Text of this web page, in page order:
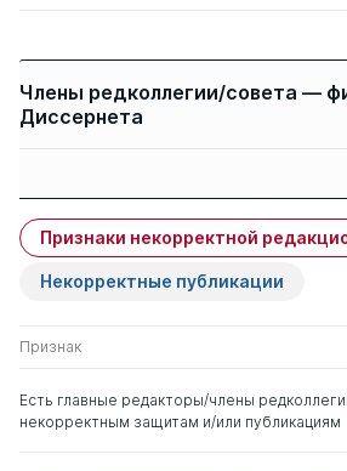
Члены редколлегии/совета —
Диссернета
Сериков Владислав
Владиславович
д. пед.н.
Галустян Ольга
Владимировна
Бережная Ирина
Федоровна
д. пед.н.
Признаки некорректной
Некорректные публикации
Признак
Есть главные редакторы/члены
некорректным защитам и/или публикациям